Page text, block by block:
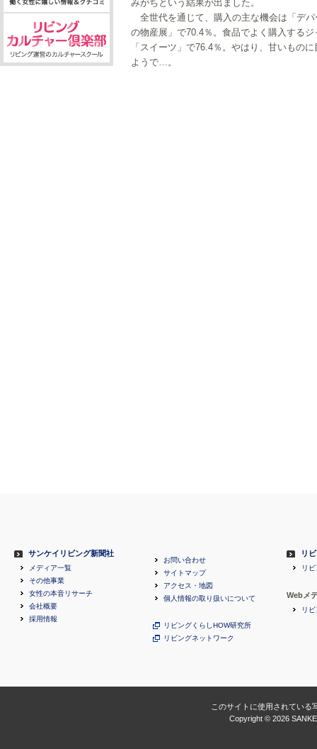
みがちという結果が出ました。
全世代を通じて、購入の主な機会は「デパ
の物産展」で70.4％。食品でよく購入するジ
「スイーツ」で76.4％。やはり、甘いもの
ようで…。
サンケイリビング新聞社
メディア一覧
その他事業
女性の本音リサーチ
会社概要
採用情報
お問い合わせ
サイトマップ
アクセス・地図
個人情報の取り扱いについて
リビングくらしHOW研究所
リビングネットワーク
リ
リ
Webメ
リ
このサイトに使用されている
Copyright © 2026